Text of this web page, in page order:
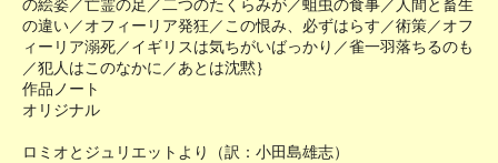
の絵姿／亡霊の足／二つのたくらみが／蛆虫の食事／人間と畜生
の違い／オフィーリア発狂／この恨み、必ずはらす／術策／オフ
ィーリア溺死／イギリスは気ちがいばっかり／雀一羽落ちるのも
／犯人はこのなかに／あとは沈黙｝
作品ノート
オリジナル
ロミオとジュリエットより（訳：小田島雄志）